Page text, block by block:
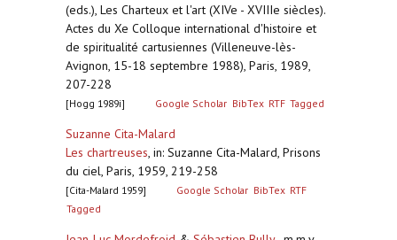
(eds.), Les Charteux et l'art (XIVe - XVIIIe siècles).
Actes du Xe Colloque international d'histoire et
de spiritualité cartusiennes (Villeneuve-lès-
Avignon, 15-18 septembre 1988), Paris, 1989,
207-228
[Hogg 1989i] Google Scholar BibTex RTF Tagged
Suzanne Cita-Malard
Les chartreuses, in: Suzanne Cita-Malard, Prisons
du ciel, Paris, 1959, 219-258
[Cita-Malard 1959] Google Scholar BibTex RTF
Tagged